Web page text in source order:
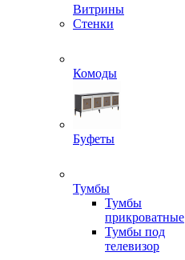
Витрины
Стенки
Комоды
Буфеты
Тумбы
Тумбы
прикроватные
Тумбы под
телевизор